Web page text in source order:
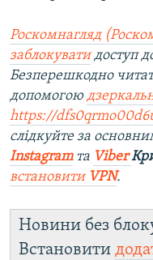
Роскомнагляд
заблокуватидоступ
Безперешкодно
допомогою
https://
слідкуйте за
Instagramта Viber
встановити VPN.
Новини без
Встановити